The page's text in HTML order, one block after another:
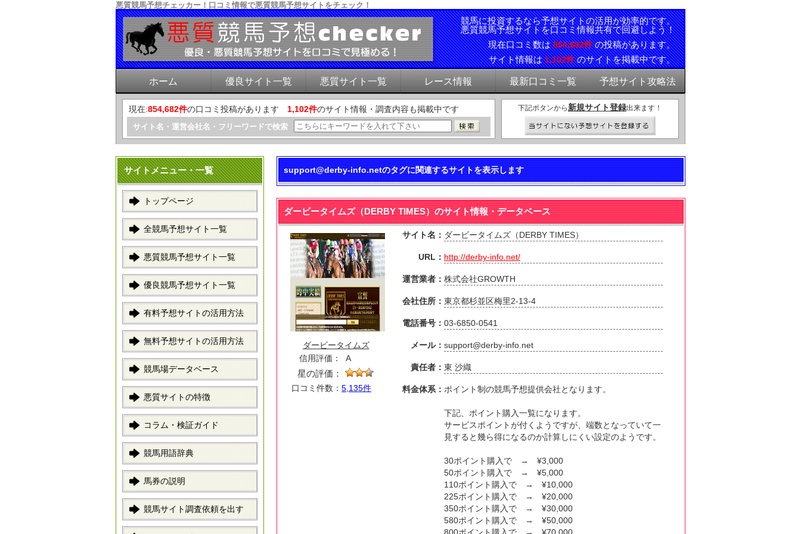
悪質競馬予想チェッカー！口コミ情報で悪質競馬予想サイトをチェック！
競馬に投資するなら予想サイトの活用が効率的です。
悪質競馬予想サイトを口コミ情報共有で回避しよう！
現在口コミ数は854,682件の投稿があります。
サイト情報は1,102件のサイトを掲載中です。
ホーム 優良サイト一覧 悪質サイト一覧 レース情報 最新口コミ一覧 予想サイト攻略法
現在:854,682件の口コミ投稿があります 1,102件のサイト情報・調査内容も掲載中です
サイト名・運営会社名・フリーワードで検索
下記ボタンから 新規サイト登録出来ます！
サイトメニュー・一覧
トップページ
全競馬予想サイト一覧
悪質競馬予想サイト一覧
優良競馬予想サイト一覧
有料予想サイトの活用方法
無料予想サイトの活用方法
競馬場データベース
悪質サイトの特徴
コラム・検証ガイド
競馬用語辞典
馬券の説明
競馬サイト調査依頼を出す
support@derby-info.netのタグに関連するサイトを表示します
ダービータイムズ（DERBY TIMES）のサイト情報・データベース
ダービータイムズ
信用評価：
A
星の評価：
口コミ件数： 5,135件
サイト名： ダービータイムズ（DERBY TIMES）
URL： http://derby-info.net/
運営業者： 株式会社GROWTH
会社住所： 東京都杉並区梅里2-13-4
電話番号： 03-6850-0541
メール： support@derby-info.net
責任者： 東 沙織
料金体系： ポイント制の競馬予想提供会社となります。
下記、ポイント購入一覧になります。
サービスポイントが付くようですが、端数となっていて一
見すると幾ら得になるのか計算しにくい設定のようです。
30ポイント購入で → ¥3,000
50ポイント購入で → ¥5,000
110ポイント購入で → ¥10,000
225ポイント購入で → ¥20,000
350ポイント購入で → ¥30,000
580ポイント購入で → ¥50,000